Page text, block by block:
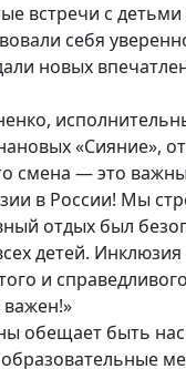
встречи с
себя
новых
«Сияние»,
смена — это
в России! Мы
отдых был
детей.
и
обещает быть